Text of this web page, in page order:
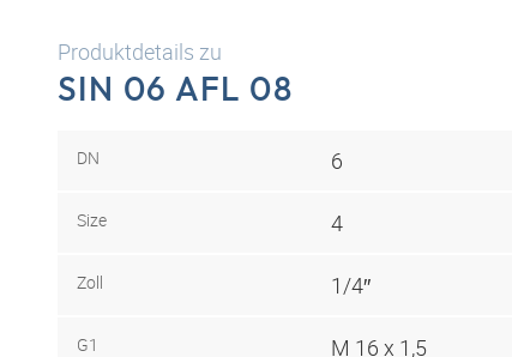
Produktdetails zu
SIN 06 AFL 08
DN 6
Size 4
Zoll 1/4″
G1 M 16 x 1,5